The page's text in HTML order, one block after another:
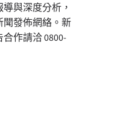
與深度分析，
發佈網絡。新
作請洽 0800-